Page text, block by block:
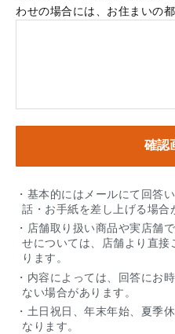
わせの場合には、お住まいの
・基本的にはメールにて回答
話・お手紙を差し上げる場合
・店舗取り扱い商品や実店舗
せについては、店舗より直
ります。
・内容によっては、回答にお
ない場合があります。
・土日祝日、年末年始、夏季
なります。